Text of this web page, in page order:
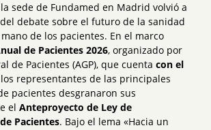
sede de Fundamed en Madrid volvió a
debate sobre el futuro de la sanidad
de los pacientes. En el marco
de Pacientes 2026, organizado por
de Pacientes (AGP), que cuenta con el
representantes de las principales
pacientes desgranaron sus
el Anteproyecto de Ley de
Pacientes. Bajo el lema «Hacia un